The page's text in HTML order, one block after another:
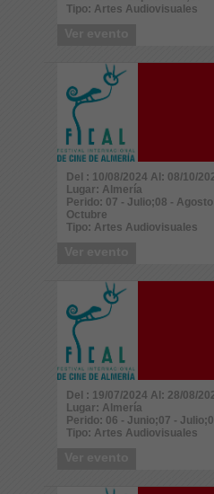
Tipo: Artes Audiovisuales
Del : 10/08/2024 Al: 08/10/
Lugar: Almería
Perido: 07 - Julio;08 -
Octubre
Tipo: Artes Audiovisuales
Del : 19/07/2024 Al: 28/08/
Lugar: Almería
Perido: 06 - Junio;07 -
Tipo: Artes Audiovisuales